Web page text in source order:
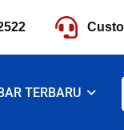
TERBARU